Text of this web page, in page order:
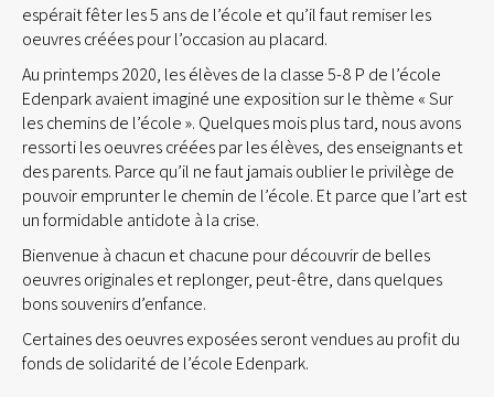
espérait fêter les 5 ans de l’école et qu’il faut remiser les
oeuvres créées pour l’occasion au placard.
Au printemps 2020, les élèves de la classe 5-8 P de l’école
Edenpark avaient imaginé une exposition sur le thème « Sur
les chemins de l’école ». Quelques mois plus tard, nous avons
ressorti les oeuvres créées par les élèves, des enseignants et
des parents. Parce qu’il ne faut jamais oublier le privilège de
pouvoir emprunter le chemin de l’école. Et parce que l’art est
un formidable antidote à la crise.
Bienvenue à chacun et chacune pour découvrir de belles
oeuvres originales et replonger, peut-être, dans quelques
bons souvenirs d’enfance.
Certaines des oeuvres exposées seront vendues au profit du
fonds de solidarité de l’école Edenpark.